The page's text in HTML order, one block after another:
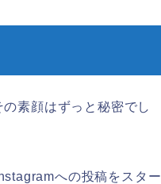
素顔はずっと秘密でし
への投稿をスター